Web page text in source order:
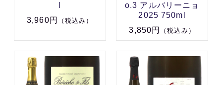
3,960円
（税込み）
o.3 アルバリーニョ
2025 750ml
3,850円
（税込み）